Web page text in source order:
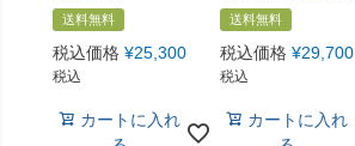
送料無料
税込価格 ¥25,300
税込
カートに入れ
送料無料
税込価格 ¥29,700
税込
カートに入れ